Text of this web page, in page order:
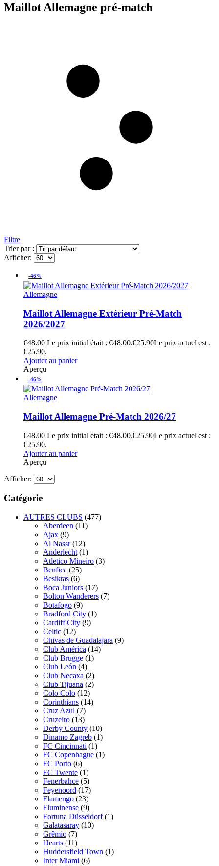
Maillot Allemagne pré-match
Filtre
Trier par :
Afficher:
-46%
Allemagne
Maillot Allemagne Extérieur Pré-Match
2026/2027
€48.00 Le prix initial était : €48.00.€25.90Le prix actuel est :
€25.90.
Ajouter au panier
Aperçu
-46%
Allemagne
Maillot Allemagne Pré-Match 2026/27
€48.00 Le prix initial était : €48.00.€25.90Le prix actuel est :
€25.90.
Ajouter au panier
Aperçu
Afficher:
Catégorie
AUTRES CLUBS (477)
Aberdeen (11)
Ajax (9)
Al Nassr (12)
Anderlecht (1)
Atletico Mineiro (3)
Benfica (25)
Besiktas (6)
Boca Juniors (17)
Bolton Wanderers (7)
Botafogo (9)
Bradford City (1)
Cardiff City (9)
Celtic (12)
Chivas de Guadalajara (9)
Club América (14)
Club Brugge (1)
Club León (4)
Club Necaxa (2)
Club Tijuana (2)
Colo Colo (12)
Corinthians (14)
Cruz Azul (7)
Cruzeiro (13)
Derby County (10)
Dinamo Zagreb (1)
FC Cincinnati (1)
FC Copenhague (1)
FC Porto (6)
FC Twente (1)
Fenerbahce (5)
Feyenoord (17)
Flamengo (23)
Fluminense (9)
Fortuna Düsseldorf (1)
Galatasaray (10)
Grêmio (7)
Hearts (11)
Huddersfield Town (1)
Inter Miami (6)